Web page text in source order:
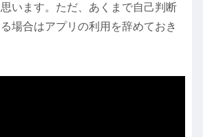
います。ただ、あくまで自己判断
場合はアプリの利用を辞めておき